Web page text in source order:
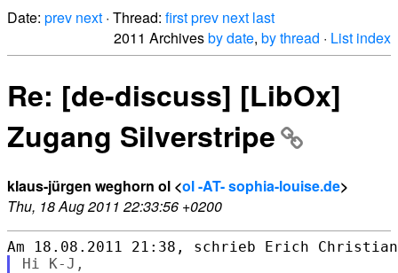
Date: prev next · Thread: firstprev next last
2011 Archivesby date, by thread · List index
Re: [de-discuss] [LibOx]
Zugang Silverstripe
klaus-jürgen weghorn ol <ol -AT- sophia-louise.de>
Thu, 18 Aug 2011 22:33:56 +0200
Hi K-J,